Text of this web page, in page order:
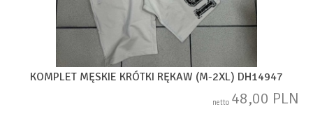
KOMPLET MĘSKIE KRÓTKI RĘKAW (M-2XL) DH14947
netto 48,00 PLN